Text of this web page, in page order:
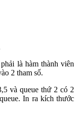
là hàm thành viên
2 tham số.
và queue thứ 2 có 2
In ra kích thước